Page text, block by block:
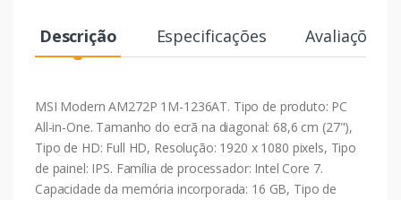
Descrição Especificações Avaliações
MSI Modern AM272P 1M-1236AT. Tipo de produto: PC
All-in-One. Tamanho do ecrã na diagonal: 68,6 cm (27"),
Tipo de HD: Full HD, Resolução: 1920 x 1080 pixels, Tipo
de painel: IPS. Família de processador: Intel Core 7.
Capacidade da memória incorporada: 16 GB, Tipo de